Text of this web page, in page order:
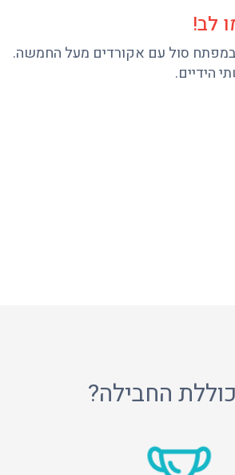
לב!
סול עם אקורדים מעל החמשה.
הידיים.
החבילה?